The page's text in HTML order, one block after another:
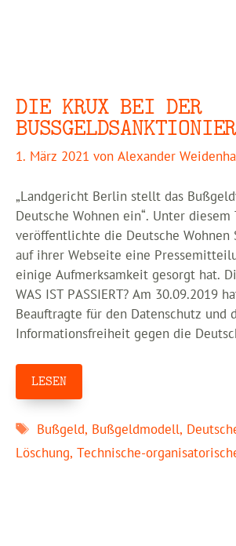
DIE KRUX BEI DER
1. März 2021 von Alexander
„Landgericht Berlin stellt das
Deutsche Wohnen ein“. Unter
veröffentlichte die Deutsche Wohnen
auf ihrer Webseite eine
einige Aufmerksamkeit gesorgt hat.
WAS IST PASSIERT? Am 30.09.2019
Beauftragte für den Datenschutz und
Informationsfreiheit gegen die
LESEN
Schlagwörter
Bußgeld, Bußgeldmodell,
Löschung, Technische-